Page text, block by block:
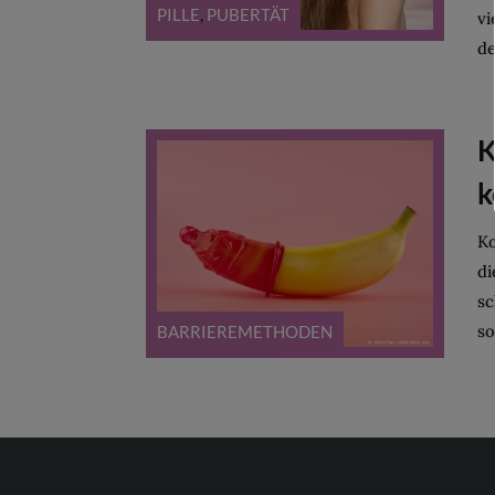
PILLE, PUBERTÄT
BARRIEREMETHODEN